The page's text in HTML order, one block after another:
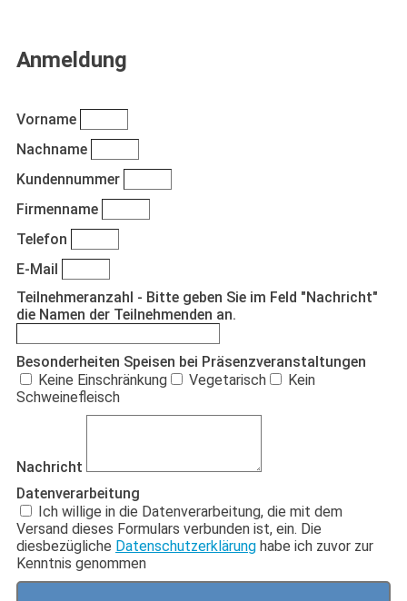
Anmeldung
Vorname
Nachname
Kundennummer
Firmenname
Telefon
E-Mail
Teilnehmeranzahl - Bitte geben Sie im Feld "Nachricht"
die Namen der Teilnehmenden an.
Besonderheiten Speisen bei Präsenzveranstaltungen
Keine Einschränkung
Vegetarisch
Kein
Schweinefleisch
Nachricht
Datenverarbeitung
Ich willige in die Datenverarbeitung, die mit dem
Versand dieses Formulars verbunden ist, ein. Die
diesbezügliche Datenschutzerklärung habe ich zuvor zur
Kenntnis genommen